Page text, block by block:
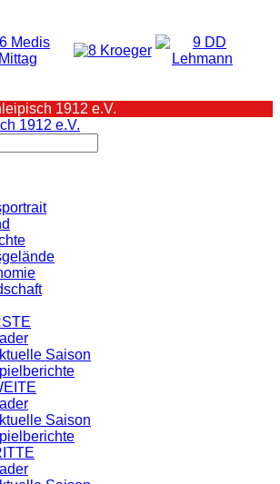
1912 e.V.
Saison
Saison